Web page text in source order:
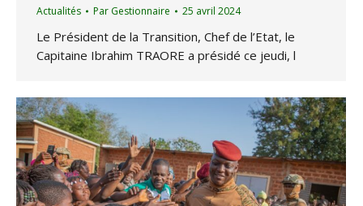
Actualités Par Gestionnaire 25 avril 2024
Le Président de la Transition, Chef de l’Etat, le
Capitaine Ibrahim TRAORE a présidé ce jeudi, l